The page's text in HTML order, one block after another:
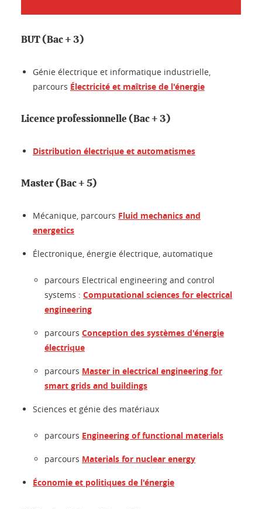
BUT (Bac + 3)
Génie électrique et informatique industrielle,
parcours Électricité et maîtrise de l'énergie
Licence professionnelle (Bac + 3)
Distribution électrique et automatismes
Master (Bac + 5)
Mécanique, parcours Fluid mechanics and
energetics
Électronique, énergie électrique, automatique
parcours Electrical engineering and control
systems : Computational sciences for electrical
engineering
parcours Conception des systèmes d'énergie
électrique
parcours Master in electrical engineering for
smart grids and buildings
Sciences et génie des matériaux
parcours Engineering of functional materials
parcours Materials for nuclear energy
Économie et politiques de l'énergie